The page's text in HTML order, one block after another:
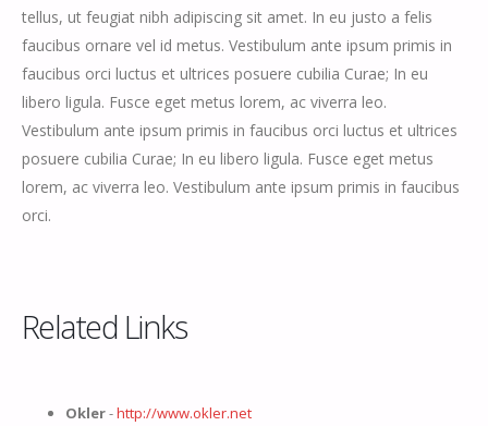
tellus, ut feugiat nibh adipiscing sit amet. In eu justo a felis
faucibus ornare vel id metus. Vestibulum ante ipsum primis in
faucibus orci luctus et ultrices posuere cubilia Curae; In eu
libero ligula. Fusce eget metus lorem, ac viverra leo.
Vestibulum ante ipsum primis in faucibus orci luctus et ultrices
posuere cubilia Curae; In eu libero ligula. Fusce eget metus
lorem, ac viverra leo. Vestibulum ante ipsum primis in faucibus
orci.
Related Links
Okler-http://www.okler.net